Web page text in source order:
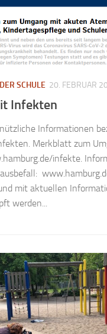
SCHULE 20. FEBRUAR
Infekten
Informationen
Merkblatt zum
infekte.
mit aktuellen
werden...